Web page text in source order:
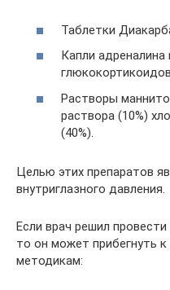
Таблетки
Капли адреналина
глюкокортикоидов
Растворы
раствора (10%)
(40%).
Целью этих препаратов
внутриглазного давления.
Если врач решил
то он может прибегнуть
методикам: